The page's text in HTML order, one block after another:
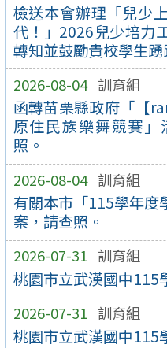
檢送本會辦理「兒少
代！」2026兒少培力
轉知並鼓勵貴校學生
2026-08-04 訓育組
函轉苗栗縣政府「【
原住民族樂舞競賽
照。
2026-08-04 訓育組
有關本市「115學年度
案，請查照。
2026-07-31 訓育組
桃園市立武漢國中115
2026-07-31 訓育組
桃園市立武漢國中115